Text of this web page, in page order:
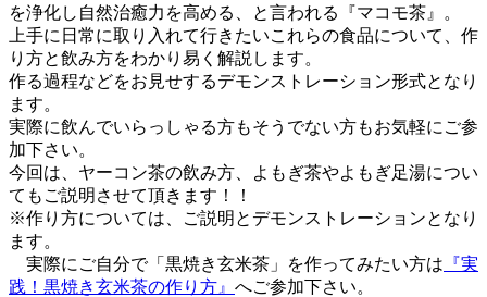
を浄化し自然治癒力を高める、と言われる『マコモ茶』。
上手に日常に取り入れて行きたいこれらの食品について、作
り方と飲み方をわかり易く解説します。
作る過程などをお見せするデモンストレーション形式となり
ます。
実際に飲んでいらっしゃる方もそうでない方もお気軽にご参
加下さい。
今回は、ヤーコン茶の飲み方、よもぎ茶やよもぎ足湯につい
てもご説明させて頂きます！！
※作り方については、ご説明とデモンストレーションとなり
ます。
実際にご自分で「黒焼き玄米茶」を作ってみたい方は 『実
践！黒焼き玄米茶の作り方』 へご参加下さい。